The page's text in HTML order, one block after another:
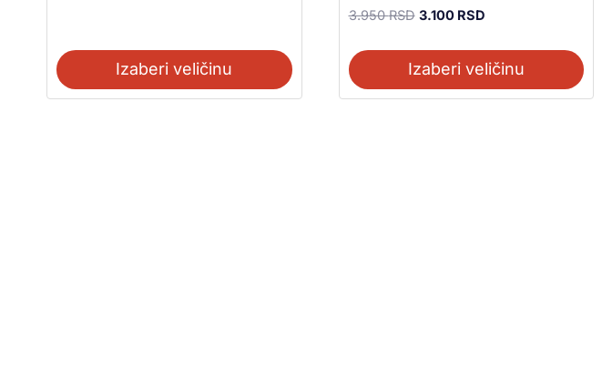
Izaberi veličinu
3.950RSD 3.100 RSD
Izaberi veličinu